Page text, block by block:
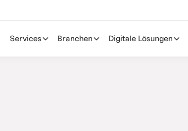
Services Branchen Digitale Lösungen